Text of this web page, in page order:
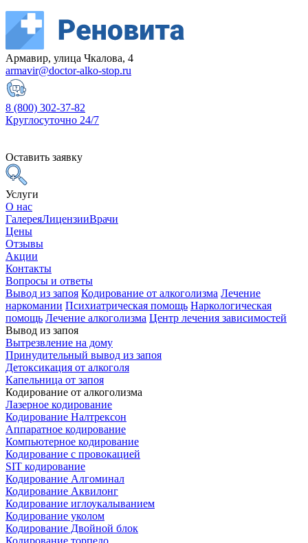
Армавир, улица Чкалова, 4
armavir@doctor-alko-stop.ru
8 (800) 302-37-82
Круглосуточно 24/7
Оставить заявку
Услуги
О нас
ГалереяЛицензииВрачи
Цены
Отзывы
Акции
Контакты
Вопросы и ответы
Вывод из запоя Кодирование от алкоголизма Лечение
наркомании Психиатрическая помощь Наркологическая
помощь Лечение алкоголизма Центр лечения зависимостей
Вывод из запоя
Вытрезвление на дому
Принудительный вывод из запоя
Детоксикация от алкоголя
Капельница от запоя
Кодирование от алкоголизма
Лазерное кодирование
Кодирование Налтрексон
Аппаратное кодирование
Компьютерное кодирование
Кодирование с провокацией
SIT кодирование
Кодирование Алгоминал
Кодирование Аквилонг
Кодирование иглоукалыванием
Кодирование уколом
Кодирование Двойной блок
Кодирование торпедо